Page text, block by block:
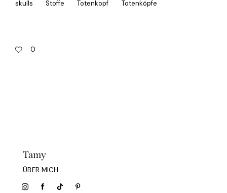
skulls Stoffe Totenkopf Totenköpfe
0
Tamy
ÜBER MICH